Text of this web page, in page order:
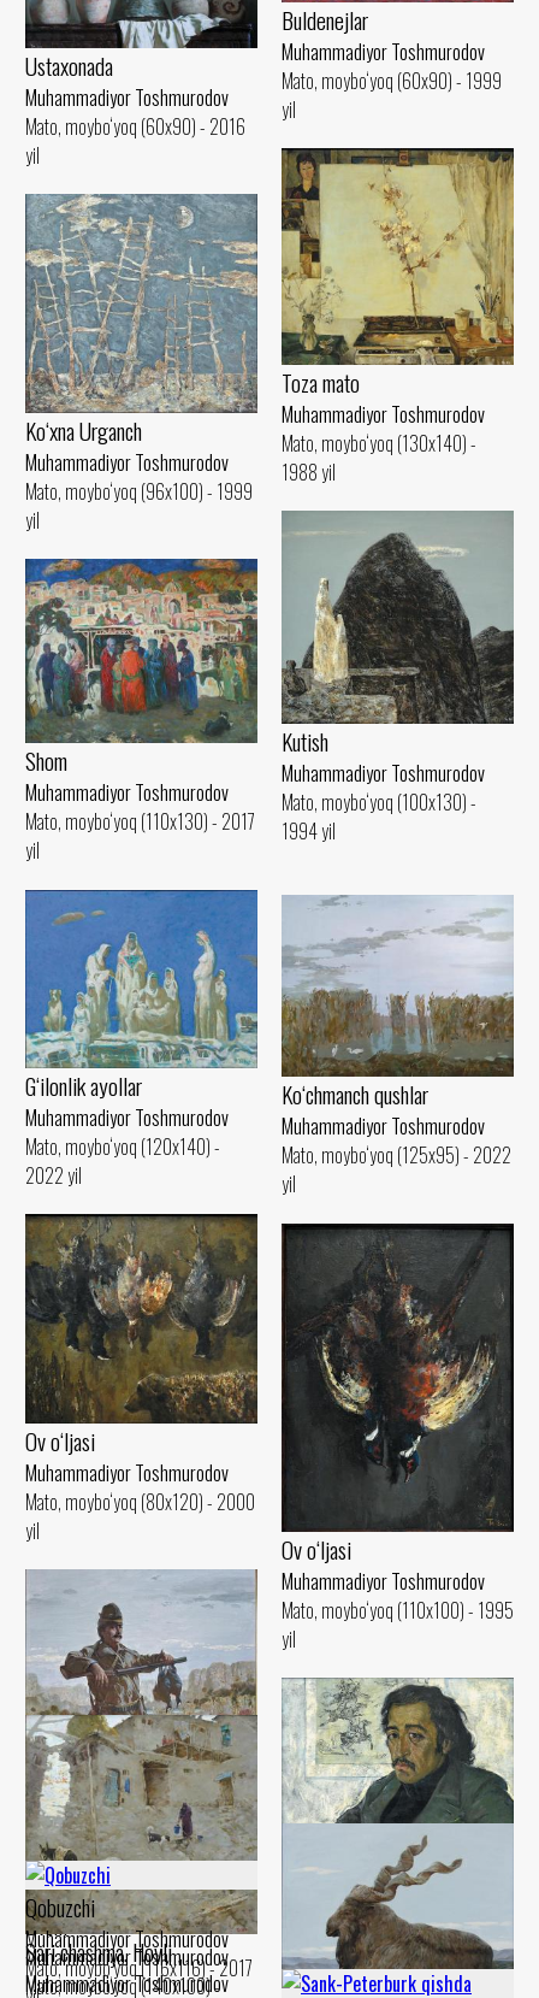
Buldenejlar
Muhammadiyor Toshmurodov
Mato, moybo‘yoq (60x90) - 1999
yil
Ustaxonada
Muhammadiyor Toshmurodov
Mato, moybo‘yoq (60x90) - 2016
yil
Toza mato
Muhammadiyor Toshmurodov
Mato, moybo‘yoq (130x140) -
1988 yil
Ko‘xna Urganch
Muhammadiyor Toshmurodov
Mato, moybo‘yoq (96x100) - 1999
yil
Kutish
Muhammadiyor Toshmurodov
Mato, moybo‘yoq (100x130) -
1994 yil
Shom
Muhammadiyor Toshmurodov
Mato, moybo‘yoq (110x130) - 2017
yil
G‘ilonlik ayollar
Muhammadiyor Toshmurodov
Mato, moybo‘yoq (120x140) -
2022 yil
Ko‘chmanch qushlar
Muhammadiyor Toshmurodov
Mato, moybo‘yoq (125x95) - 2022
yil
Ov o‘ljasi
Muhammadiyor Toshmurodov
Mato, moybo‘yoq (80x120) - 2000
yil
Ov o‘ljasi
Muhammadiyor Toshmurodov
Mato, moybo‘yoq (110x100) - 1995
yil
Ovchi
Muhammadiyor Toshmurodov
Mato, moybo‘yoq (140x100) -
Nusratullo
Muhammadiyor Toshmurodov
Mato, moybo‘yoq (100x95) - 1980
Sari chashma. Hovli
Muhammadiyor Toshmurodov
Qobuzchi
Muhammadiyor Toshmurodov
Mato, moybo‘yoq (116x116) - 2017